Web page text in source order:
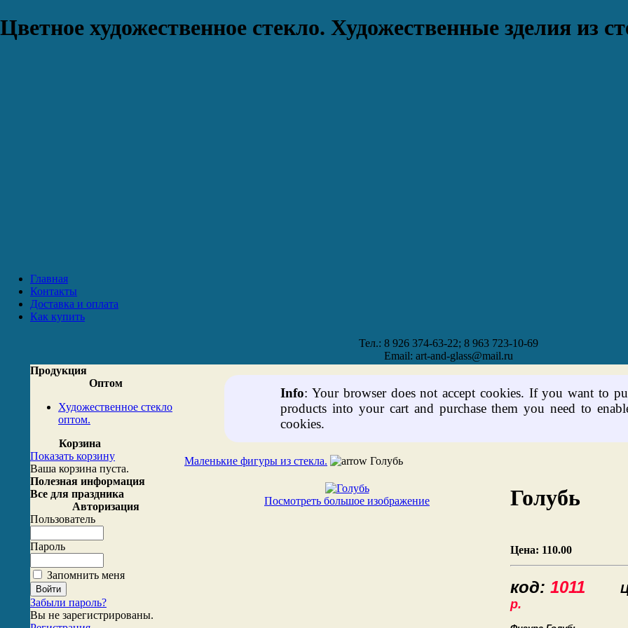
Цветное художественное стекло. Художественные зделия из
Главная
Контакты
Доставка и оплата
Как купить
Тел.: 8 926 374-63-22; 8 963 723-10-69
Email: art-and-glass@mail.ru
Продукция
Оптом
Художественное стекло
оптом.
Корзина
Показать корзину
Ваша корзина пуста.
Полезная информация
Все для праздника
Авторизация
Пользователь
Пароль
Запомнить меня
Забыли пароль?
Вы не зарегистрированы.
Info: Your browser does not accept cookies. If you want to
products into your cart and purchase them you need to
cookies.
Маленькие фигуры из стекла. Голубь
Посмотреть большое изображение Голубь
Цена: 110.00
код: 1011
р.